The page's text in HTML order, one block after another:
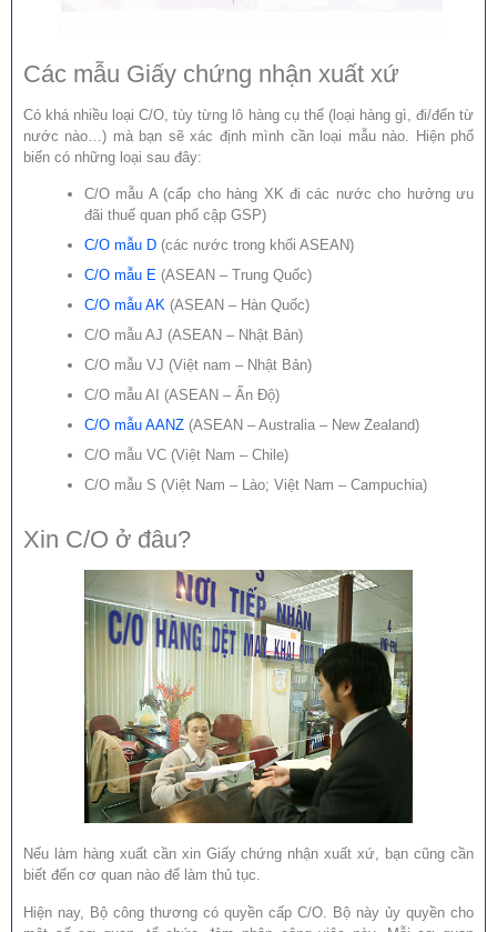
Các mẫu Giấy chứng nhận xuất xứ
Có khá nhiều loại C/O, tùy từng lô hàng cụ thể (loại hàng gì, đi/đến từ
nước nào…) mà bạn sẽ xác định mình cần loại mẫu nào. Hiện phổ
biến có những loại sau đây:
C/O mẫu A (cấp cho hàng XK đi các nước cho hưởng ưu
đãi thuế quan phổ cập GSP)
C/O mẫu D (các nước trong khối ASEAN)
C/O mẫu E (ASEAN – Trung Quốc)
C/O mẫu AK (ASEAN – Hàn Quốc)
C/O mẫu AJ (ASEAN – Nhật Bản)
C/O mẫu VJ (Việt nam – Nhật Bản)
C/O mẫu AI (ASEAN – Ấn Độ)
C/O mẫu AANZ (ASEAN – Australia – New Zealand)
C/O mẫu VC (Việt Nam – Chile)
C/O mẫu S (Việt Nam – Lào; Việt Nam – Campuchia)
Xin C/O ở đâu?
Nếu làm hàng xuất cần xin Giấy chứng nhận xuất xứ, bạn cũng cần
biết đến cơ quan nào để làm thủ tục.
Hiện nay, Bộ công thương có quyền cấp C/O. Bộ này ủy quyền cho